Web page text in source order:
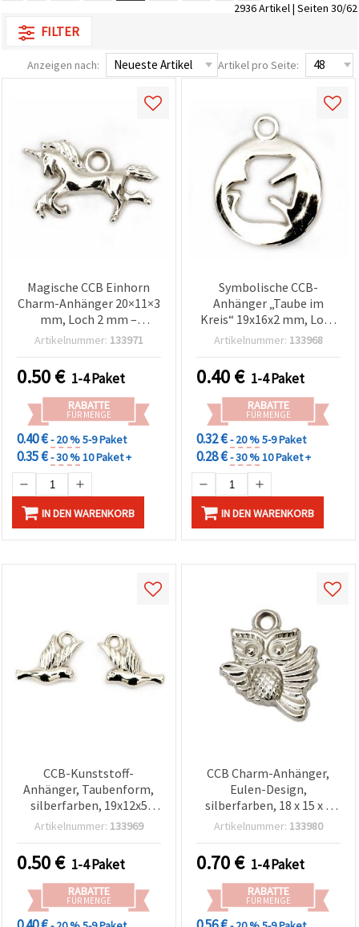
2936 Artikel | Seiten 30/62
FILTER
Anzeigen nach: Artikel pro Seite:
Magische CCB Einhorn
Charm-Anhänger 20×11×3
mm, Loch 2 mm –
silberfarben, 20 Stück für
Artikelnummer: 133971
0.50€ 1-4 Paket
RABATTE
FÜR MENGE
0.40 €- 20 %5-9 Paket
0.35 €- 30 %10 Paket +
IN DEN WARENKORB
Symbolische CCB-
Anhänger „Taube im
Kreis“ 19x16x2 mm, Loch
2 mm – silberfarben, 20
friedensinspirierte
Schmuckherstellung &
Basteln
Artikelnummer: 133968
0.40€ 1-4 Paket
RABATTE
FÜR MENGE
0.32 €- 20 %5-9 Paket
0.28 €- 30 %10 Paket +
IN DEN WARENKORB
CCB-Kunststoff-
Anhänger, Taubenform,
silberfarben, 19x12x5
mm, Loch 2 mm – 20
Artikelnummer: 133969
0.50€ 1-4 Paket
RABATTE
FÜR MENGE
CCB Charm-Anhänger,
Eulen-Design,
silberfarben, 18 x 15 x 5
mm, Loch 1,5 mm –
Artikelnummer: 133980
0.70€ 1-4 Paket
RABATTE
FÜR MENGE